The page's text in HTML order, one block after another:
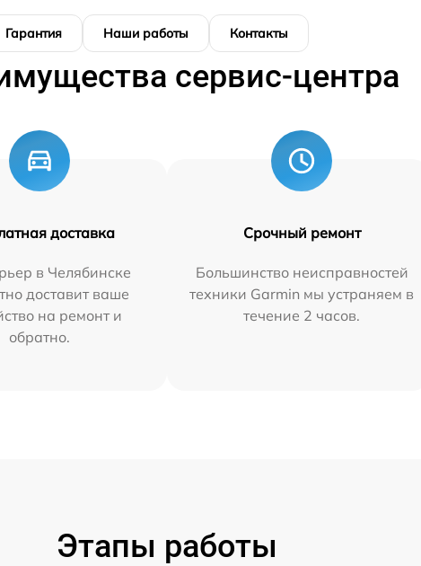
Гарантия Наши работы Контакты
сервис-центра
доставка
в Челябинске
доставит ваше
на ремонт и
обратно.
Срочный ремонт
Большинство неисправностей
техники Garmin мы устраняем в
течение 2 часов.
Этапы работы